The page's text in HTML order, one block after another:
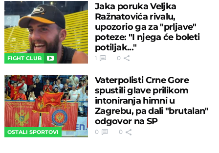
FIGHT CLUB
Jaka poruka Veljka
Ražnatovića rivalu,
upozorio ga za "prljave"
poteze: "I njega će boleti
potiljak..."
1 0
OSTALI SPORTOVI
Vaterpolisti Crne Gore
spustili glave prilikom
intoniranja himni u
Zagrebu, pa dali "brutalan"
odgovor na SP
0 0